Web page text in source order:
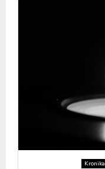
Kronika